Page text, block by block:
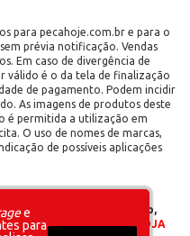
para pecahoje.com.br e para o
prévia notificação. Vendas
Em caso de divergência de
válido é o da tela de finalização
de pagamento. Podem incidir
As imagens de produtos deste
é permitida a utilização em
O uso de nomes de marcas,
de possíveis aplicações
AUTOMOTIVOS LTDA |
| Rua do Manifesto,
002 |SOMOS UMA LOJA
e
para